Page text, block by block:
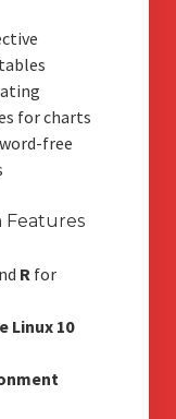
for charts
free
Features
Rfor
Linux 10